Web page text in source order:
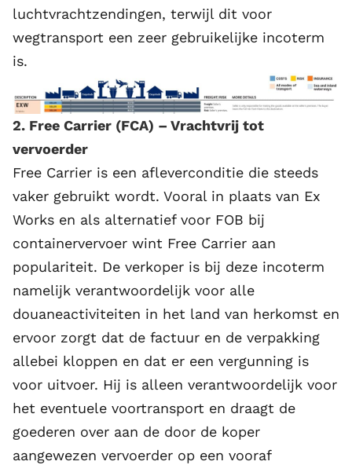
luchtvrachtzendingen, terwijl dit voor
wegtransport een zeer gebruikelijke incoterm
is.
2. Free Carrier (FCA) – Vrachtvrij tot
vervoerder
Free Carrier is een afleverconditie die steeds
vaker gebruikt wordt. Vooral in plaats van Ex
Works en als alternatief voor FOB bij
containervervoer wint Free Carrier aan
populariteit. De verkoper is bij deze incoterm
namelijk verantwoordelijk voor alle
douaneactiviteiten in het land van herkomst en
ervoor zorgt dat de factuur en de verpakking
allebei kloppen en dat er een vergunning is
voor uitvoer. Hij is alleen verantwoordelijk voor
het eventuele voortransport en draagt de
goederen over aan de door de koper
aangewezen vervoerder op een vooraf